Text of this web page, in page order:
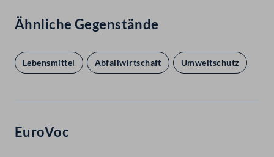
Ähnliche Gegenstände
Lebensmittel Abfallwirtschaft Umweltschutz
EuroVoc